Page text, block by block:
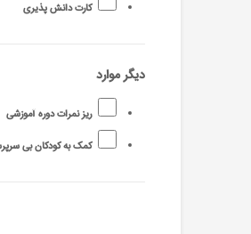
کارت دانش پذیری
دیگر موارد
ریز نمرات دوره آموزشی
کمک به کودکان بی